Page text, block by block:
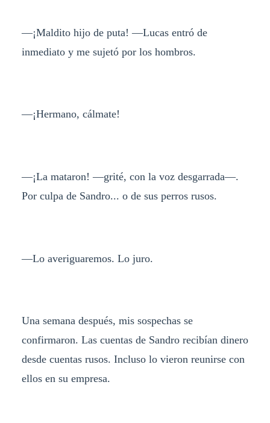
—¡Maldito hijo de puta! —Lucas entró de
inmediato y me sujetó por los hombros.
—¡Hermano, cálmate!
—¡La mataron! —grité, con la voz desgarrada—.
Por culpa de Sandro... o de sus perros rusos.
—Lo averiguaremos. Lo juro.
Una semana después, mis sospechas se
confirmaron. Las cuentas de Sandro recibían dinero
desde cuentas rusos. Incluso lo vieron reunirse con
ellos en su empresa.